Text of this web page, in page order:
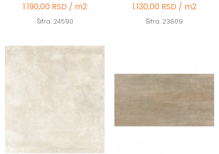
1.190,00 RSD / m2
Šifra: 24590
1.130,00 RSD / m2
Šifra: 23809